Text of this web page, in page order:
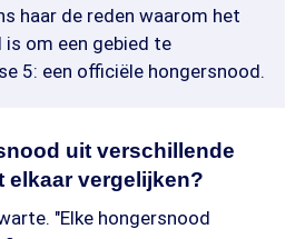
haar de reden waarom het
is om een gebied te
5: een officiële hongersnood.
uit verschillende
elkaar vergelijken?
"Elke hongersnood